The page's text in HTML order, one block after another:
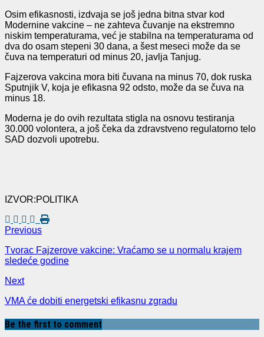
Osim efikasnosti, izdvaja se još jedna bitna stvar kod
Modernine vakcine – ne zahteva čuvanje na ekstremno
niskim temperaturama, već je stabilna na temperaturama od
dva do osam stepeni 30 dana, a šest meseci može da se
čuva na temperaturi od minus 20, javlja Tanjug.
Fajzerova vakcina mora biti čuvana na minus 70, dok ruska
Sputnjik V, koja je efikasna 92 odsto, može da se čuva na
minus 18.
Moderna je do ovih rezultata stigla na osnovu testiranja
30.000 volontera, a još čeka da zdravstveno regulatorno telo
SAD dozvoli upotrebu.
IZVOR:POLITIKA
Previous
Tvorac Fajzerove vakcine: Vraćamo se u normalu krajem
sledeće godine
Next
VMA će dobiti energetski efikasnu zgradu
Be the first to comment